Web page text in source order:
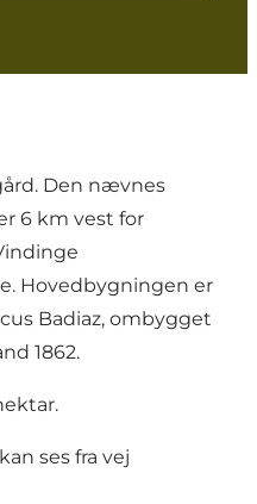
Den nævnes
6 km vest for
Hovedbygningen er
Badiaz, ombygget
1862.
ses fra vej